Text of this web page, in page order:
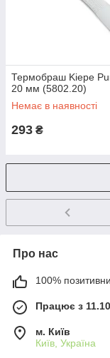
Термобраш Kiepe
20 мм (5802.20)
Немає в наявності
293 ₴
Про нас
100%
Працює з
м. Київ
Київ, Україна